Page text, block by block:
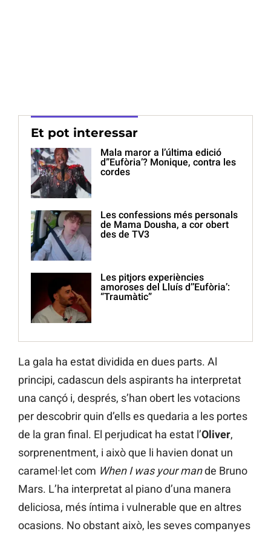
Et pot interessar
Mala maror a l’última edició
d”Eufòria’? Monique, contra les
cordes
Les confessions més personals
de Mama Dousha, a cor obert
des de TV3
Les pitjors experiències
amoroses del Lluís d’’Eufòria’:
“Traumàtic”
La gala ha estat dividida en dues parts. Al
principi, cadascun dels aspirants ha interpretat
una cançó i, després, s’han obert les votacions
per descobrir quin d’ells es quedaria a les portes
de la gran final. El perjudicat ha estat l’Oliver,
sorprenentment, i això que li havien donat un
caramel·let com When I was your mande Bruno
Mars. L’ha interpretat al piano d’una manera
deliciosa, més íntima i vulnerable que en altres
ocasions. No obstant això, les seves companyes